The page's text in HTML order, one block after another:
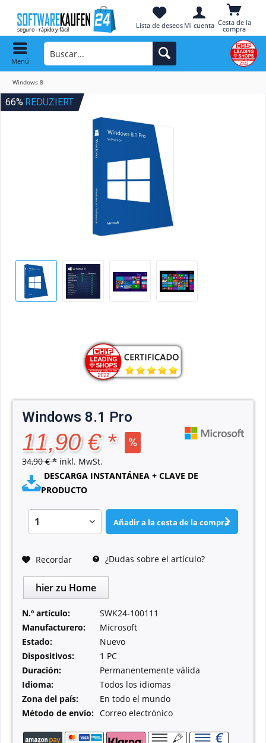
Cesta de la
compra
Lista de deseos Mi cuenta
Menú
Windows 8
66% REDUZIERT
Windows 8.1 Pro
11,90 € *
34,90 € * inkl. MwSt.
DESCARGA INSTANTÁNEA + CLAVE DE
PRODUCTO
Añadir a la cesta de la compra
Recordar ¿Dudas sobre el artículo?
hier zu Home
N.º artículo:
SWK24-100111
Manufacturero:
Microsoft
Estado:
Nuevo
Dispositivos:
1 PC
Duración:
Permanentemente válida
Idioma:
Todos los idiomas
Zona del país:
En todo el mundo
Método de envío: Correo electrónico